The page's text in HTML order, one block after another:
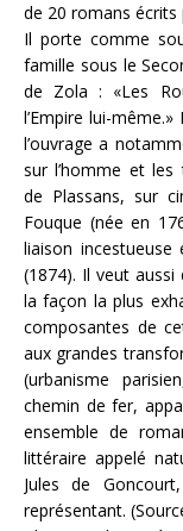
de 20 romans écrits
Il porte comme
famille sous le
de Zola : «Les
l’Empire lui-
l’ouvrage a
sur l’homme et les
de Plassans, sur
Fouque (née en
liaison
(1874). Il veut aussi
la façon la plus
composantes de
aux grandes
(urbanisme
chemin de fer,
ensemble de
littéraire appelé
Jules de
représentant.